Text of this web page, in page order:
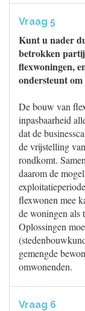
Vraag 5
Kunt u nader
betrokken
flexwoningen,
ondersteunt om
De bouw van
inpasbaarheid
dat de
de vrijstelling
rondkomt.
daarom de
flexwonen mee
de woningen als
Oplossingen
gemengde
omwonenden.
Vraag 6